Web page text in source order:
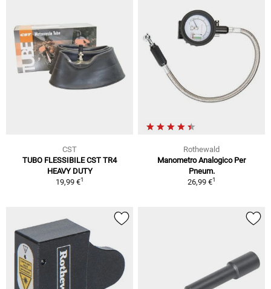
CST
TUBO FLESSIBILE CST TR4
HEAVY DUTY
19,99 €1
Rothewald
Manometro Analogico Per
Pneum.
26,99 €1